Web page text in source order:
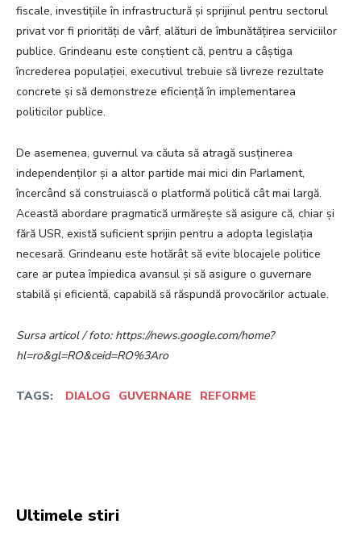
fiscale, investițiile în infrastructură și sprijinul pentru sectorul
privat vor fi priorități de vârf, alături de îmbunătățirea serviciilor
publice. Grindeanu este conștient că, pentru a câștiga
încrederea populației, executivul trebuie să livreze rezultate
concrete și să demonstreze eficiență în implementarea
politicilor publice.
De asemenea, guvernul va căuta să atragă susținerea
independenților și a altor partide mai mici din Parlament,
încercând să construiască o platformă politică cât mai largă.
Această abordare pragmatică urmărește să asigure că, chiar și
fără USR, există suficient sprijin pentru a adopta legislația
necesară. Grindeanu este hotărât să evite blocajele politice
care ar putea împiedica avansul și să asigure o guvernare
stabilă și eficientă, capabilă să răspundă provocărilor actuale.
Sursa articol / foto: https://news.google.com/home?
hl=ro&gl=RO&ceid=RO%3Aro
TAGS: DIALOG GUVERNARE REFORME
Ultimele stiri